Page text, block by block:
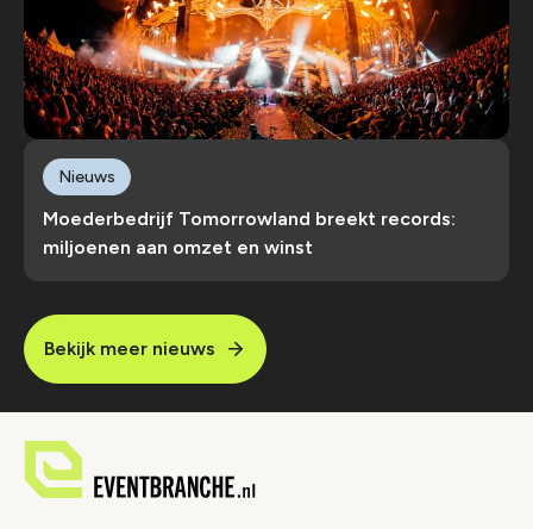
Moederbedrijf Tomorrowland breekt records:
miljoenen aan omzet en winst
Nieuws
Bekijk meer nieuws